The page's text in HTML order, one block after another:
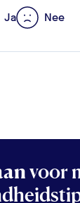
Ja Nee
voor